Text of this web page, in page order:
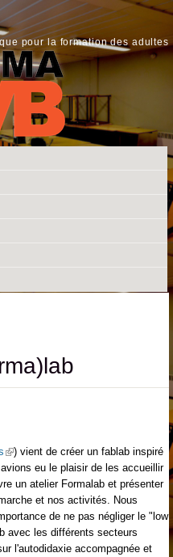
principal
pour la formation des adultes
(link is external)
) vient de créer un fablab inspiré
eu le plaisir de les accueillir
un atelier Formalab et présenter
et nos activités. Nous
de ne pas négliger le "low
avec les différents secteurs
l'autodidaxie accompagnée et